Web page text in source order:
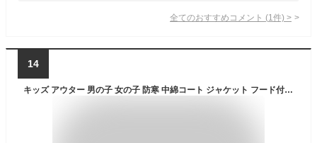
全てのおすすめコメント (1 件) >
14
キッズ アウター 男の子 女の子 防寒 中綿コート ジャケット フード付き ジップアップ 子供服 ジュニア 洗える 上着 あったか 防寒着 防風 シンプル 無地 カジュアル こども服 通園 通学 雪遊び アウトドア お出かけ クリスマス プレゼント ギフト 送料無料